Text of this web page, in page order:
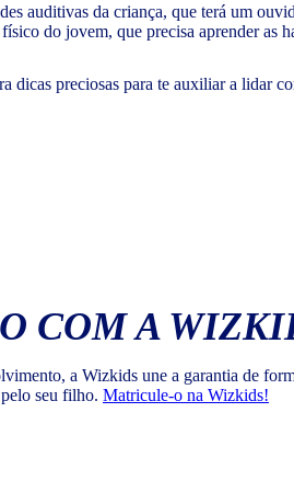
auditivas da criança, que terá um
do jovem, que precisa aprender as
preciosas para te auxiliar a lidar
COM A
a Wizkids une a garantia de
seu filho. Matricule-o na Wizkids!